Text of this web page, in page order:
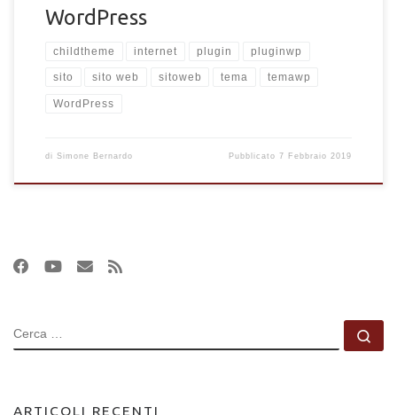
WordPress
childtheme internet plugin pluginwp
sito sito web sitoweb tema temawp
WordPress
di Simone Bernardo Pubblicato7 Febbraio 2019
CERCA
ARTICOLI RECENTI